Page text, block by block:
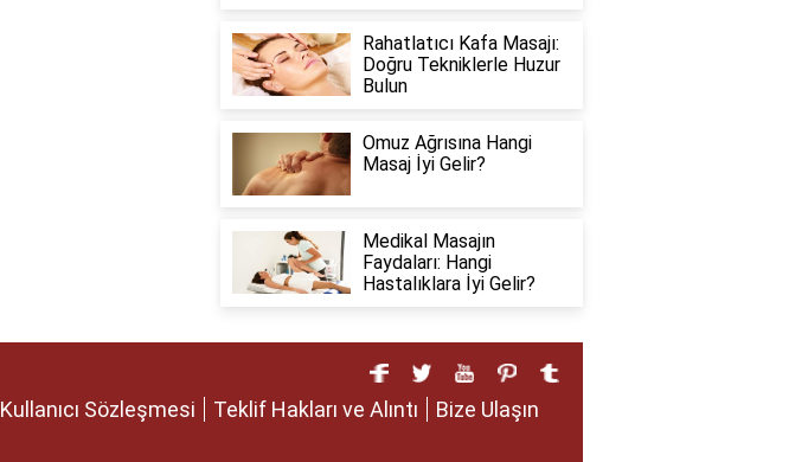
Rahatlatıcı Kafa Masajı:
Doğru Tekniklerle Huzur
Bulun
Omuz Ağrısına Hangi
Masaj İyi Gelir?
Medikal Masajın
Faydaları: Hangi
Hastalıklara İyi Gelir?
Kullanıcı Sözleşmesi Teklif Hakları ve Alıntı Bize Ulaşın